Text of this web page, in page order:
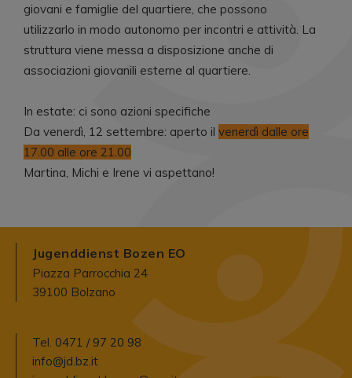
giovani e famiglie del quartiere, che possono
utilizzarlo in modo autonomo per incontri e attività. La
struttura viene messa a disposizione anche di
associazioni giovanili esterne al quartiere.
In estate: ci sono azioni specifiche
Da venerdì, 12 settembre: aperto il venerdì dalle ore
17.00 alle ore 21.00
Martina, Michi e Irene vi aspettano!
Jugenddienst Bozen EO
Piazza Parrocchia 24
39100 Bolzano
Tel. 0471 / 97 20 98
info@jd.bz.it